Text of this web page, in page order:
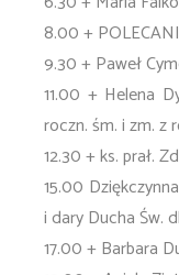
8.00 +
9.30 + Paweł
11.00 + Helena
roczn. śm. i zm. z
12.30 + ks. prał.
15.00
i dary Ducha Św.
17.00 + Barbara